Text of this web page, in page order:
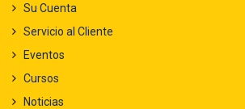
Su Cuenta
Servicio al Cliente
Eventos
Cursos
Noticias